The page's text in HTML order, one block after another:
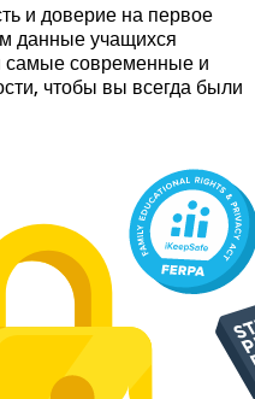
и доверие на первое
данные учащихся
самые современные и
чтобы вы всегда были